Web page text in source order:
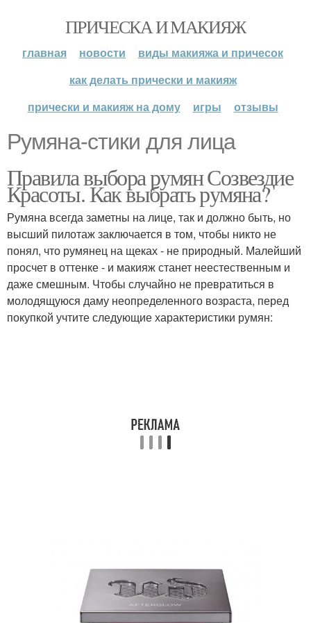
ПРИЧЕСКА И МАКИЯЖ
главная новости
виды макияжа и причесок
как делать прически и макияж
прически и макияж на дому
игры отзывы
Румяна-стики для лица
Правила выбора румян Созвездие
Красоты. Как выбрать румяна?
Румяна всегда заметны на лице, так и должно быть, но
высший пилотаж заключается в том, чтобы никто не
понял, что румянец на щеках - не природный. Малейший
просчет в оттенке - и макияж станет неестественным и
даже смешным. Чтобы случайно не превратиться в
молодящуюся даму неопределенного возраста, перед
покупкой учтите следующие характеристики румян: